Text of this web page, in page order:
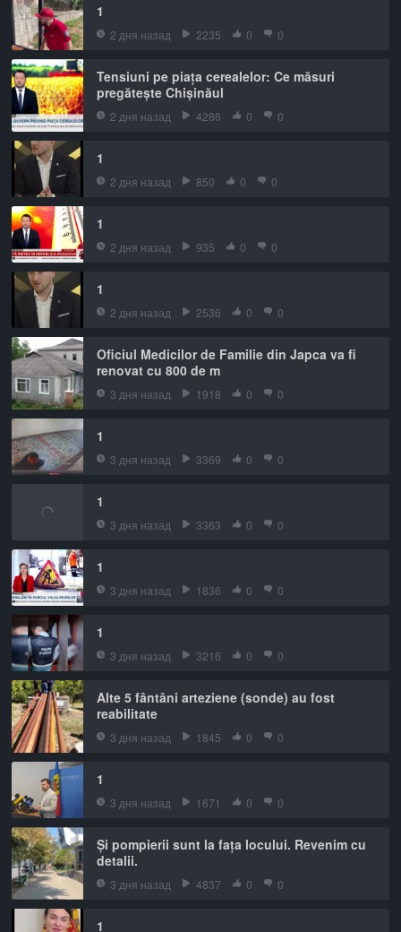
1
2 дня назад 2235 0 0
Tensiuni pe piața cerealelor: Ce măsuri
pregătește Chișinăul
2 дня назад 4286 0 0
1
2 дня назад 850 0 0
1
2 дня назад 935 0 0
1
2 дня назад 2536 0 0
Oficiul Medicilor de Familie din Japca va fi
renovat cu 800 de m
3 дня назад 1918 0 0
1
3 дня назад 3369 0 0
1
3 дня назад 3363 0 0
1
3 дня назад 1836 0 0
1
3 дня назад 3216 0 0
Alte 5 fântâni arteziene (sonde) au fost
reabilitate
3 дня назад 1845 0 0
1
3 дня назад 1671 0 0
Și pompierii sunt la fața locului. Revenim cu
detalii.
3 дня назад 4837 0 0
1